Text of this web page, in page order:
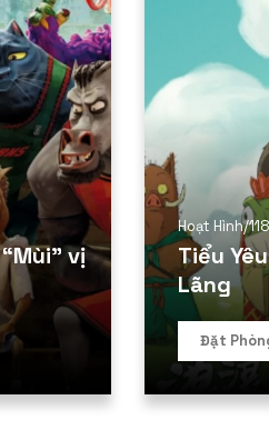
vị
Hoạt Hình/
Tiểu
Lãng
Đặt